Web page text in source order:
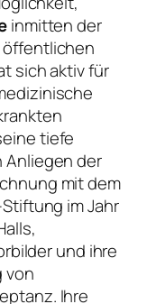
inmitten der
sich aktiv für
tiefe
der
mit dem
im Jahr
und ihre
von
Ihre